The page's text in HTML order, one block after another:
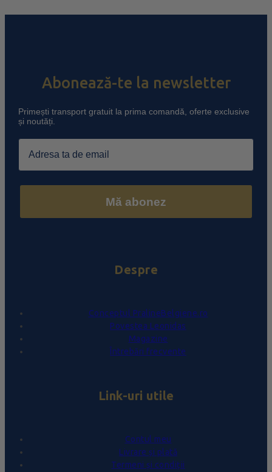
Abonează-te la newsletter
Primești transport gratuit la prima comandă, oferte exclusive
și noutăți.
Email
Mă abonez
Despre
Conceptul PralineBelgiene.ro
Povestea Leonidas
Magazine
Întrebări frecvente
Link-uri utile
Contul meu
Livrare și plată
Termeni și condiții